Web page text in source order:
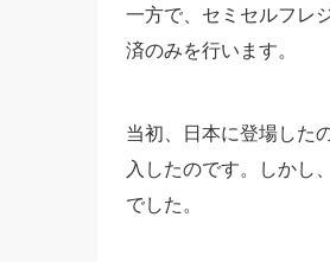
一方で、セミセルフレ
済のみを行います。
当初、日本に登場した
入したのです。しかし
でした。